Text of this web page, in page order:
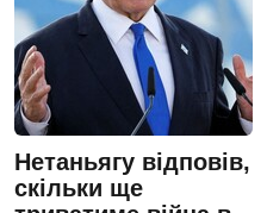
Нетаньягу відповів,
скільки ще